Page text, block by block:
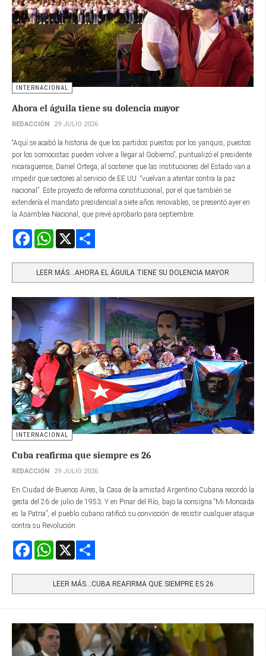
INTERNACIONAL
Ahora el águila tiene su dolencia mayor
REDACCIÓN 29 JULIO 2026
“Aquí se acabó la historia de que los partidos puestos por los yanquis, puestos
por los somocistas pueden volver a llegar al Gobierno”, puntualizó el presidente
nicaragüense, Daniel Ortega, al sostener que las instituciones del Estado van a
impedir que sectores al servicio de EE.UU. “vuelvan a atentar contra la paz
nacional”. Este proyecto de reforma constitucional, por el que también se
extendería el mandato presidencial a siete años renovables, se presentó ayer en
la Asamblea Nacional, que prevé aprobarlo para septiembre.
FacebookWhatsApp
LEER MÁS…AHORA EL ÁGUILA TIENE SU DOLENCIA MAYOR
INTERNACIONAL
Cuba reafirma que siempre es 26
REDACCIÓN 29 JULIO 2026
En Ciudad de Buenos Aires, la Casa de la amistad Argentino Cubana recordó la
gesta del 26 de julio de 1953. Y en Pinar del Río, bajo la consigna “Mi Moncada
es la Patria”, el pueblo cubano ratificó su convicción de resistir cualquier ataque
contra su Revolución.
FacebookWhatsApp
LEER MÁS…CUBA REAFIRMA QUE SIEMPRE ES 26